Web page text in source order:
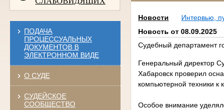
ПОДАЧА
ПРОЦЕССУАЛЬНЫХ
ДОКУМЕНТОВ В
ЭЛЕКТРОННОМ ВИДЕ
О СУДЕ
СУДЕЙСКОЕ
СООБЩЕСТВО
Новости
Интервью,
Новость от 08.09.2025
Судебный департамент
Генеральный директор
Хабаровск проверил
компьютерной техники к
Особое внимание